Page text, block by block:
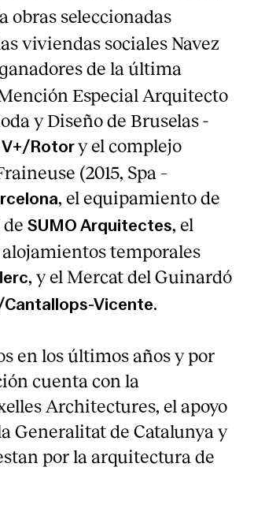
obras seleccionadas
viviendas sociales Navez
de la última
Especial Arquitecto
y Diseño de Bruselas -
V+/Rotory el complejo
(2015, Spa –
, el equipamiento de
SUMO Arquitectes, el
temporales
, y el Mercat del Guinardó
Cantallops-Vicente.
en los últimos años y por
cuenta con la
Architectures, el apoyo
Generalitat de Catalunya y
por la arquitectura de